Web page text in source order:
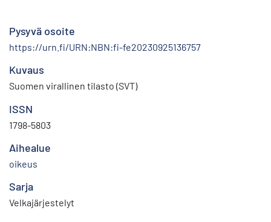
Pysyvä osoite
https://urn.fi/URN:NBN:fi-fe20230925136757
Kuvaus
Suomen virallinen tilasto (SVT)
ISSN
1798-5803
Aihealue
oikeus
Sarja
Velkajärjestelyt